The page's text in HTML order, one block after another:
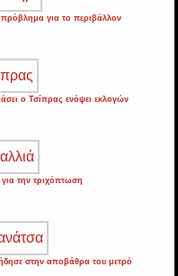
για το περιβάλλον
ο Τσίπρας ενόψει εκλογών
για την τριχόπτωση
στην αποβάθρα του μετρό